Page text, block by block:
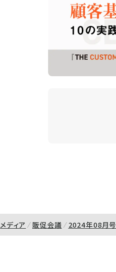
メディア 販促会議 2024年08月号